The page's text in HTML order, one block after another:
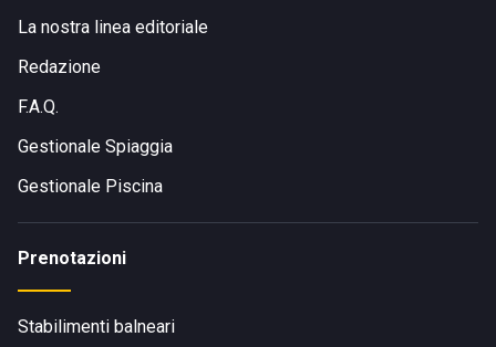
La nostra linea editoriale
Redazione
F.A.Q.
Gestionale Spiaggia
Gestionale Piscina
Prenotazioni
Stabilimenti balneari